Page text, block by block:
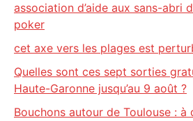
association d’aide aux sans-abri
poker
cet axe vers les plages est
Quelles sont ces sept sorties
Haute-Garonne jusqu’au 9 août ?
Bouchons autour de Toulouse : à